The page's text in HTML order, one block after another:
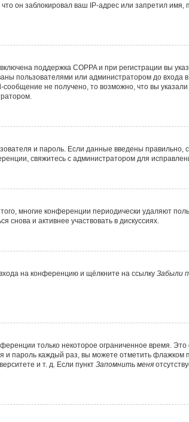
он заблокировал ваш IP-адрес или запретил имя,
поддержка COPPA и при регистрации вы
пользователями или администратором до входа
не получено, то возможно, что вы
и пароль. Если данные введены правильно,
свяжитесь с администратором для
многие конференции периодически удаляют
и активнее участвовать в дискуссиях.
на конференцию и щёлкните на ссылку Забыли
только некоторое ограниченное время. Это
и пароль каждый раз, вы можете отметить флажком
и т. д. Если пункт Запомнить меня